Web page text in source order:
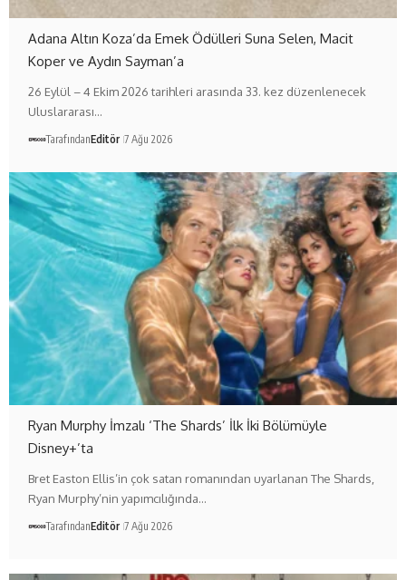
Adana Altın Koza’da Emek Ödülleri Suna Selen, Macit
Koper ve Aydın Sayman’a
26 Eylül – 4 Ekim 2026 tarihleri arasında 33. kez düzenlenecek
Uluslararası…
TarafındanEditör 7 Ağu 2026
Ryan Murphy İmzalı ‘The Shards’ İlk İki Bölümüyle
Disney+’ta
Bret Easton Ellis’in çok satan romanından uyarlanan The Shards,
Ryan Murphy’nin yapımcılığında…
TarafındanEditör 7 Ağu 2026